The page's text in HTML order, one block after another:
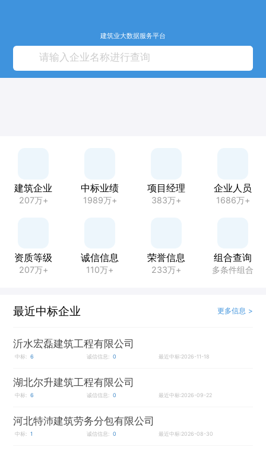
建筑业大数据服务平台
建筑企业
207万+
中标业绩
1989万+
项目经理
383万+
企业人员
1686万+
资质等级
207万+
诚信信息
110万+
荣誉信息
233万+
组合查询
多条件组合
最近中标企业 更多信息 >
沂水宏磊建筑工程有限公司
中标: 6 诚信信息: 0 最近中标:2026-11-18
湖北尔升建筑工程有限公司
中标: 6 诚信信息: 0 最近中标:2026-09-22
河北特沛建筑劳务分包有限公司
中标: 1 诚信信息: 0 最近中标:2026-08-30